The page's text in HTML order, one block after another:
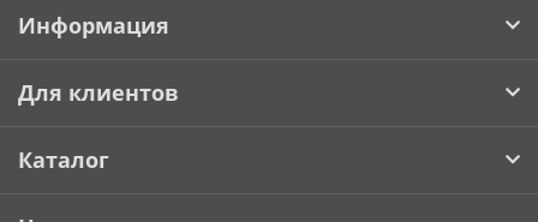
Информация
Для клиентов
Каталог